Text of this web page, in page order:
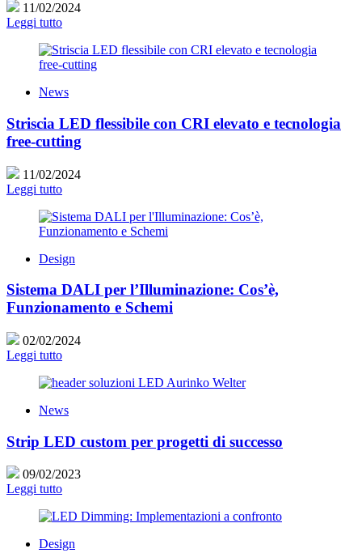
11/02/2024
Leggi tutto
News
Striscia LED flessibile con CRI elevato e tecnologia
free-cutting
11/02/2024
Leggi tutto
Design
Sistema DALI per l’Illuminazione: Cos’è,
Funzionamento e Schemi
02/02/2024
Leggi tutto
News
Strip LED custom per progetti di successo
09/02/2023
Leggi tutto
Design